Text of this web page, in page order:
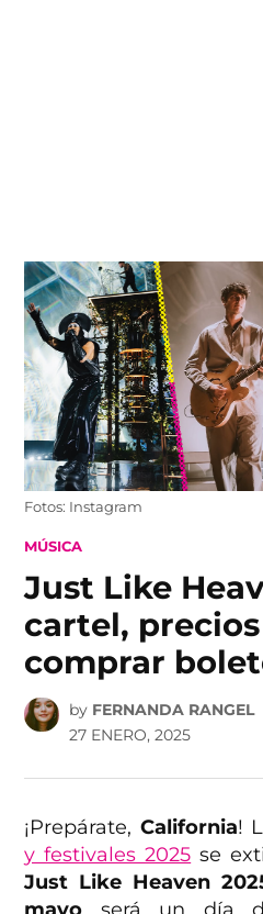
content
Fotos: Instagram
POSTED
MÚSICA
Just Like
cartel,
comprar
by FERNANDA RANGEL
27 ENERO, 2025
¡Prepárate, California!
y festivales 2025 se
Just Like Heaven
mayo será un día